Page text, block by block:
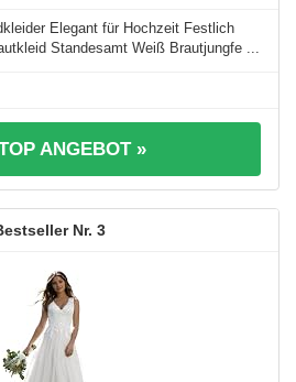
Elegant für Hochzeit Festlich
Standesamt Weiß Brautjungfe ...
ANGEBOT »
3